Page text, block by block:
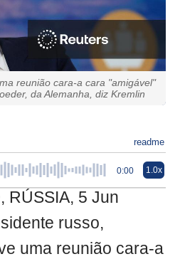
reunião cara-a cara "amigável"
da Alemanha, diz Kremlin
readme
0:00 1.0x
RÚSSIA, 5 Jun
russo,
uma reunião cara-a